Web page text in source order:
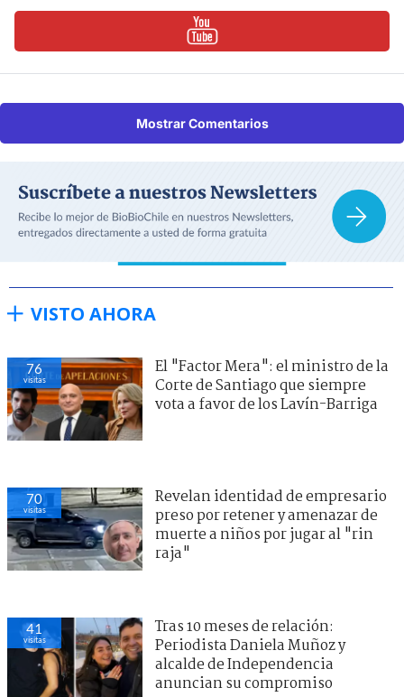
Mostrar Comentarios
VISTO AHORA
76
visitas
El "Factor Mera": el ministro de la
Corte de Santiago que siempre
vota a favor de los Lavín-Barriga
70
visitas
Revelan identidad de empresario
preso por retener y amenazar de
muerte a niños por jugar al "rin
raja"
41
visitas
Tras 10 meses de relación:
Periodista Daniela Muñoz y
alcalde de Independencia
anuncian su compromiso